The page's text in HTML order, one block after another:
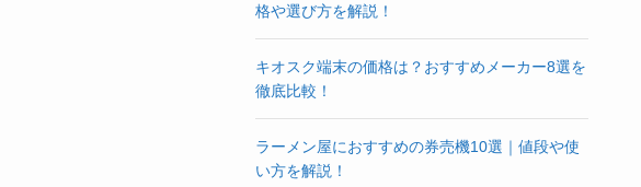
格や選び方を解説！
キオスク端末の価格は？おすすめメーカー8選を
徹底比較！
ラーメン屋におすすめの券売機10選｜値段や使
い方を解説！